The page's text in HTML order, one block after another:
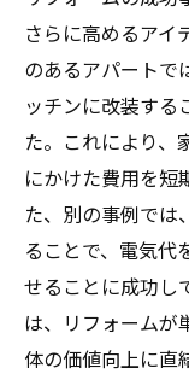
さらに高めるアイ
のあるアパートで
ッチンに改装する
た。これにより、
にかけた費用を短
た、別の事例では
ることで、電気代
せることに成功し
は、リフォームが
体の価値向上に直